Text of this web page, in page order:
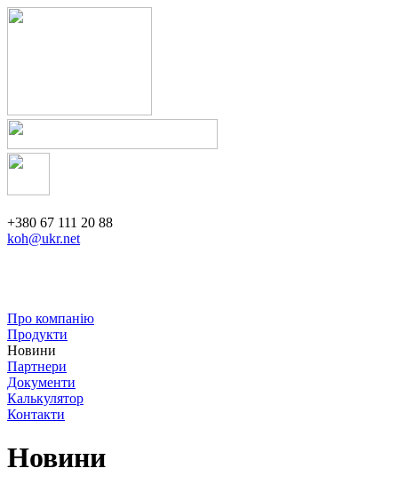
+380 67 111 20 88
koh@ukr.net
Про компанію
Продукти
Новини
Партнери
Документи
Калькулятор
Контакти
Новини